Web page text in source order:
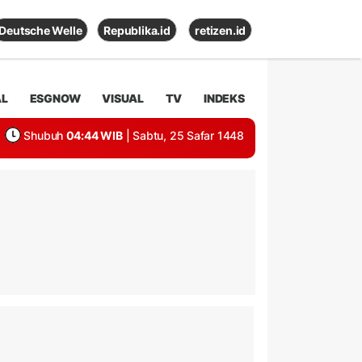
Deutsche Welle Republika.id retizen.id
ESGNOW VISUAL TV INDEKS
Shubuh 04:44 WIB | Sabtu, 25 Safar 1448